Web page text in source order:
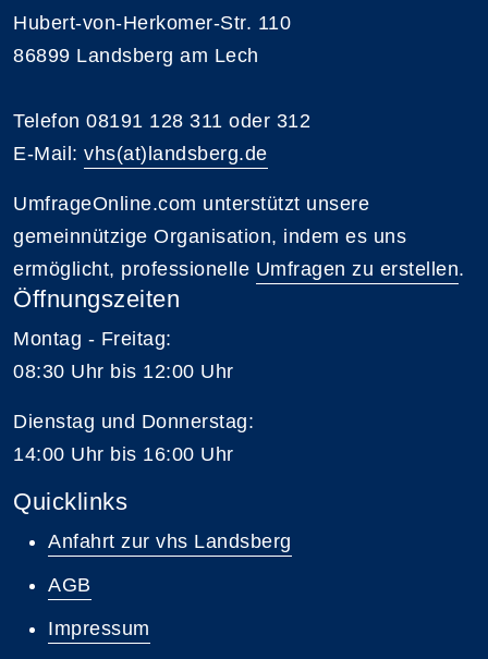
Hubert-von-Herkomer-Str. 110
86899 Landsberg am Lech
Telefon 08191 128 311 oder 312
E-Mail: vhs(at)landsberg.de
UmfrageOnline.com unterstützt unsere
gemeinnützige Organisation, indem es uns
ermöglicht, professionelle Umfragen zu erstellen.
Öffnungszeiten
Montag - Freitag:
08:30 Uhr bis 12:00 Uhr
Dienstag und Donnerstag:
14:00 Uhr bis 16:00 Uhr
Quicklinks
Anfahrt zur vhs Landsberg
AGB
Impressum